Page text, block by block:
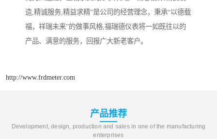
造,精诚服务,精益求精”是公司的经营理念，秉承“以德载
福，祥瑞未来”的做事风格,福瑞德仪表将一如既往以的
产品、满意的服务，回报广大新老客户。
http://www.frdmeter.com
产品推荐
Development, design, production and sales in one of the manufacturing
enterprises